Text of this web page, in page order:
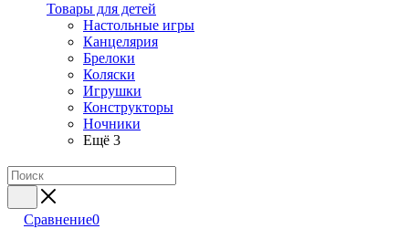
Товары для детей
Настольные игры
Канцелярия
Брелоки
Коляски
Игрушки
Конструкторы
Ночники
Ещё 3
Сравнение0